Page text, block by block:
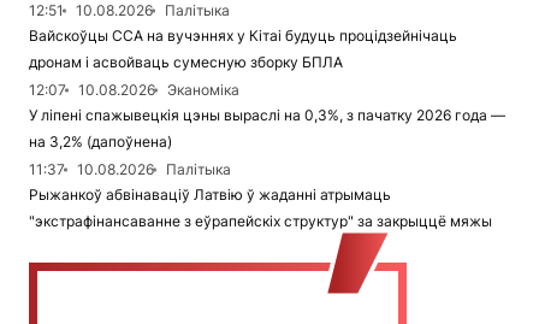
12:51
10.08.2026
Палітыка
Вайскоўцы ССА на вучэннях у Кітаі будуць процідзейнічаць
дронам і асвойваць сумесную зборку БПЛА
12:07
10.08.2026
Эканоміка
У ліпені спажывецкія цэны выраслі на 0,3%, з пачатку 2026 года —
на 3,2% (дапоўнена)
11:37
10.08.2026
Палітыка
Рыжанкоў абвінаваціў Латвію ў жаданні атрымаць
"экстрафінансаванне з еўрапейскіх структур" за закрыццё мяжы